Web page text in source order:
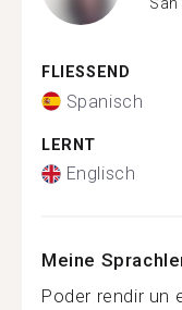
FLIESSEND
Spanisch
LERNT
Englisch
Meine
Poder rendir un